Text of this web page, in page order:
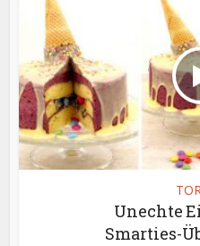
Unechte
Smarties-